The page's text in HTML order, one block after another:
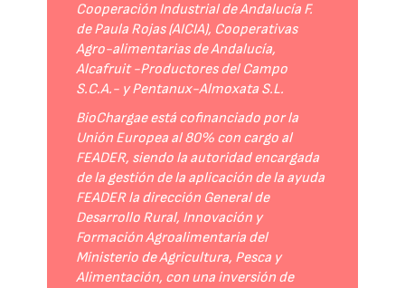
Cooperación Industrial de Andalucía F.
de Paula Rojas (AICIA), Cooperativas
Agro-alimentarias de Andalucía,
Alcafruit -Productores del Campo
S.C.A.- y Pentanux-Almoxata S.L.
BioChargae está cofinanciado por la
Unión Europea al 80% con cargo al
FEADER, siendo la autoridad encargada
de la gestión de la aplicación de la ayuda
FEADER la dirección General de
Desarrollo Rural, Innovación y
Formación Agroalimentaria del
Ministerio de Agricultura, Pesca y
Alimentación, con una inversión de